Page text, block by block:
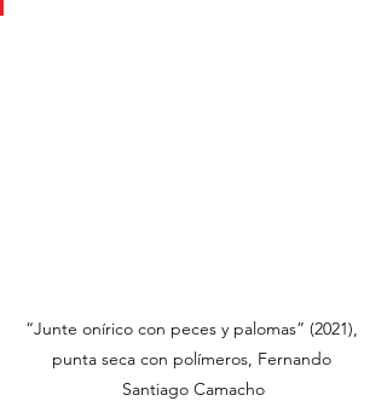
“Junte onírico con peces y palomas” (2021),
punta seca con polímeros, Fernando
Santiago Camacho